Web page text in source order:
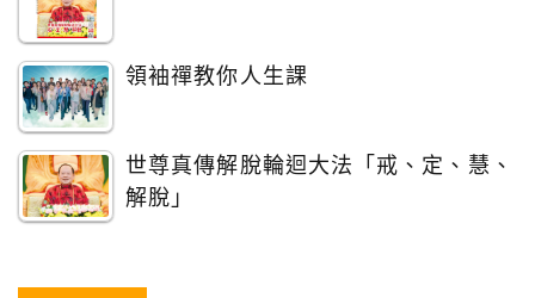
領袖禪教你人生課
世尊真傳解脫輪迴大法「戒、定、慧、
解脫」